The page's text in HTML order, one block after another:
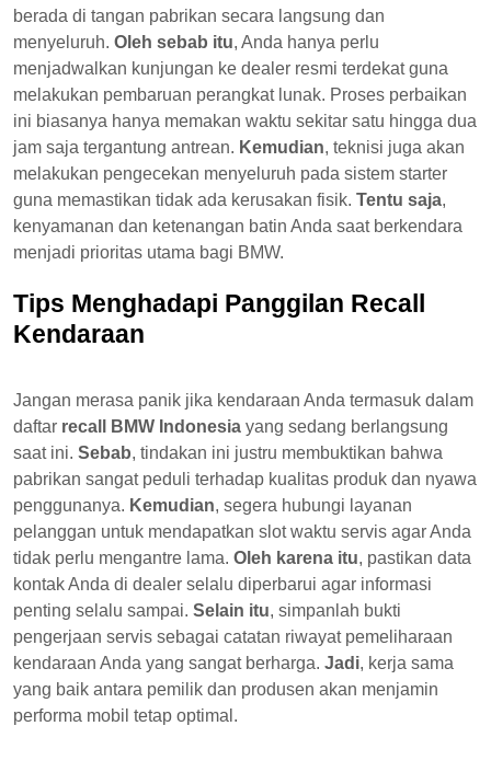
berada di tangan pabrikan secara langsung dan
menyeluruh. Oleh sebab itu, Anda hanya perlu
menjadwalkan kunjungan ke dealer resmi terdekat guna
melakukan pembaruan perangkat lunak. Proses perbaikan
ini biasanya hanya memakan waktu sekitar satu hingga dua
jam saja tergantung antrean. Kemudian, teknisi juga akan
melakukan pengecekan menyeluruh pada sistem starter
guna memastikan tidak ada kerusakan fisik. Tentu saja,
kenyamanan dan ketenangan batin Anda saat berkendara
menjadi prioritas utama bagi BMW.
Tips Menghadapi Panggilan Recall
Kendaraan
Jangan merasa panik jika kendaraan Anda termasuk dalam
daftar recall BMW Indonesia yang sedang berlangsung
saat ini. Sebab, tindakan ini justru membuktikan bahwa
pabrikan sangat peduli terhadap kualitas produk dan nyawa
penggunanya. Kemudian, segera hubungi layanan
pelanggan untuk mendapatkan slot waktu servis agar Anda
tidak perlu mengantre lama. Oleh karena itu, pastikan data
kontak Anda di dealer selalu diperbarui agar informasi
penting selalu sampai. Selain itu, simpanlah bukti
pengerjaan servis sebagai catatan riwayat pemeliharaan
kendaraan Anda yang sangat berharga. Jadi, kerja sama
yang baik antara pemilik dan produsen akan menjamin
performa mobil tetap optimal.